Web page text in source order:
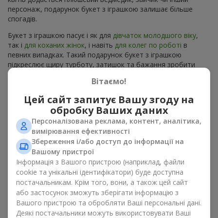
персонаж, подарунок букет з іграшкою залишає більше
спогадів.
Букет з іграшкою пасує і як для дівчаток молодшого віку,
так і для коханих жінок, і навіть для колег по роботі в
певних випадках. Такий подарунок букет з іграшкою
підкреслює щиру турботу, затишок та бажання зробити
людині приємно. На
пропозиції на будь-який смак та бюджет, щоб зробити
подарунок в м. Радушне незабутнім.
Як м’яка іграшка підкреслює
емоції разом із квітами
Букет з іграшкою — універсальне і завжди влучне рішення.
Таке поєднання подвоює емоції та дає можливість
оновлювати їх в пам’яті, кожен раз, коли плюшевий
приятель потрапляє у поле зору Разом букет з іграшкою
працюють ідеально. Квіти та іграшка створюють баланс між
красою і ніжністю, а ще залишають приємний подарунок на
довгі роки.
Вітаємо!
Цей сайт запитує Вашу згоду на
обробку Ваших даних
Персоналізована реклама, контент, аналітика,
вимірювання ефективності
Збереження і/або доступ до інформації на
Вашому пристрої
Інформація з Вашого пристрою (наприклад, файли
cookie та унікальні ідентифікатори) буде доступна
постачальникам. Крім того, вони, а також цей сайт
або застосунок зможуть зберігати інформацію з
Вашого пристрою та обробляти Ваші персональні дані.
Деякі постачальники можуть використовувати Ваші